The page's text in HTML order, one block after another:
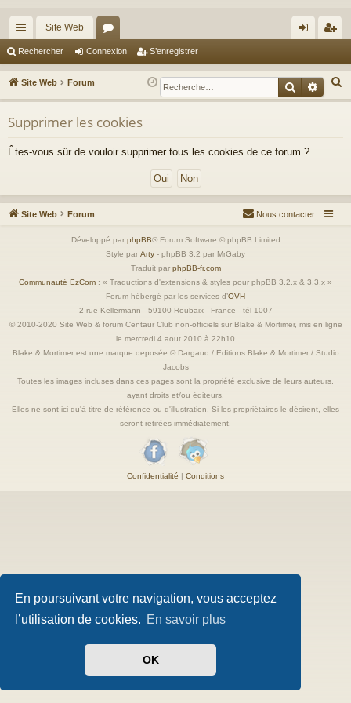
En poursuivant votre navigation, vous acceptez
l’utilisation de cookies. En savoir plus
OK
cc
ès
ra
pi
Site Web
or
u
m
s
ne
xi
nr
eg
Rechercher Connexion S’enregistrer
Site Web Forum
e
h
Supprimer les cookies
Êtes-vous sûr de vouloir supprimer tous les cookies de ce forum ?
Site Web Forum Nous contacter
Développé par phpBB® Forum Software © phpBB Limited
Style par Arty - phpBB 3.2 par MrGaby
Traduit par phpBB-fr.com
Communauté EzCom : « Traductions d'extensions & styles pour phpBB 3.2.x & 3.3.x »
Forum hébergé par les services d’OVH
2 rue Kellermann - 59100 Roubaix - France - tél 1007
© 2010-2020 Site Web & forum Centaur Club non-officiels sur Blake & Mortimer, mis en ligne
le mercredi 4 aout 2010 à 22h10
Blake & Mortimer est une marque deposée © Dargaud / Editions Blake & Mortimer / Studio
Jacobs
Toutes les images incluses dans ces pages sont la propriété exclusive de leurs auteurs,
ayant droits et/ou éditeurs.
Elles ne sont ici qu'à titre de référence ou d'illustration. Si les propriétaires le désirent, elles
seront retirées immédiatement.
Confidentialité | Conditions